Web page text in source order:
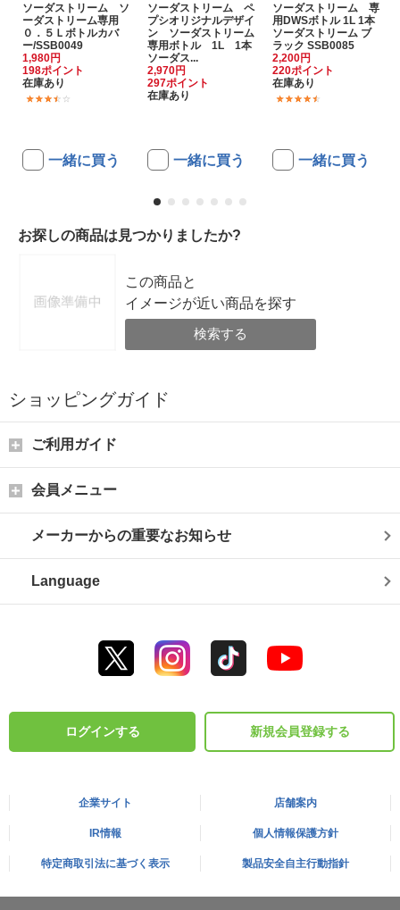
ソーダストリーム ソ
ーダストリーム専用
０．５Ｌボトルカバ
ー/SSB0049
1,980円
198ポイント
在庫あり
一緒に買う
ソーダストリーム ペ
プシオリジナルデザイ
ン ソーダストリーム
専用ボトル 1L 1本
ソーダス...
2,970円
297ポイント
在庫あり
一緒に買う
ソーダストリーム 専
用DWSボトル 1L 1本
ソーダストリーム ブ
ラック SSB0085
2,200円
220ポイント
在庫あり
一緒に買う
お探しの商品は見つかりましたか?
この商品と
イメージが近い商品を探す
検索する
ショッピングガイド
ご利用ガイド
会員メニュー
メーカーからの重要なお知らせ
Language
ログインする 新規会員登録する
企業サイト 店舗案内
IR情報 個人情報保護方針
特定商取引法に基づく表示 製品安全自主行動指針